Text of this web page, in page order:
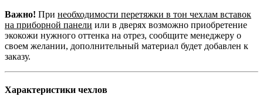
Важно! При необходимости перетяжки в тон чехлам вставок
на приборной панели или в дверях возможно приобретение
экокожи нужного оттенка на отрез, сообщите менеджеру о
своем желании, дополнительный материал будет добавлен к
заказу.
Характеристики чехлов